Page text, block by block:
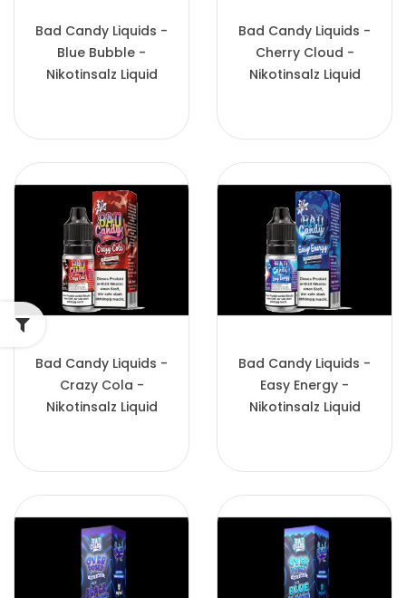
Bad Candy Liquids -
Blue Bubble -
Nikotinsalz Liquid
Bad Candy Liquids -
Cherry Cloud -
Nikotinsalz Liquid
Bad Candy Liquids -
Crazy Cola -
Nikotinsalz Liquid
Bad Candy Liquids -
Easy Energy -
Nikotinsalz Liquid